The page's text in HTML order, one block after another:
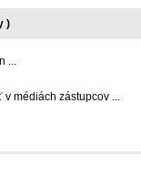
)
...
v médiách zástupcov ...